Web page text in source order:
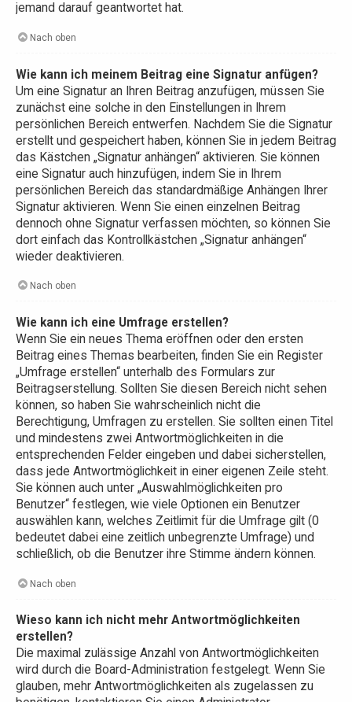
jemand darauf geantwortet hat.
Nach oben
Wie kann ich meinem Beitrag eine Signatur anfügen?
Um eine Signatur an Ihren Beitrag anzufügen, müssen Sie
zunächst eine solche in den Einstellungen in Ihrem
persönlichen Bereich entwerfen. Nachdem Sie die Signatur
erstellt und gespeichert haben, können Sie in jedem Beitrag
das Kästchen „Signatur anhängen“ aktivieren. Sie können
eine Signatur auch hinzufügen, indem Sie in Ihrem
persönlichen Bereich das standardmäßige Anhängen Ihrer
Signatur aktivieren. Wenn Sie einen einzelnen Beitrag
dennoch ohne Signatur verfassen möchten, so können Sie
dort einfach das Kontrollkästchen „Signatur anhängen“
wieder deaktivieren.
Nach oben
Wie kann ich eine Umfrage erstellen?
Wenn Sie ein neues Thema eröffnen oder den ersten
Beitrag eines Themas bearbeiten, finden Sie ein Register
„Umfrage erstellen“ unterhalb des Formulars zur
Beitragserstellung. Sollten Sie diesen Bereich nicht sehen
können, so haben Sie wahrscheinlich nicht die
Berechtigung, Umfragen zu erstellen. Sie sollten einen Titel
und mindestens zwei Antwortmöglichkeiten in die
entsprechenden Felder eingeben und dabei sicherstellen,
dass jede Antwortmöglichkeit in einer eigenen Zeile steht.
Sie können auch unter „Auswahlmöglichkeiten pro
Benutzer“ festlegen, wie viele Optionen ein Benutzer
auswählen kann, welches Zeitlimit für die Umfrage gilt (0
bedeutet dabei eine zeitlich unbegrenzte Umfrage) und
schließlich, ob die Benutzer ihre Stimme ändern können.
Nach oben
Wieso kann ich nicht mehr Antwortmöglichkeiten
erstellen?
Die maximal zulässige Anzahl von Antwortmöglichkeiten
wird durch die Board-Administration festgelegt. Wenn Sie
glauben, mehr Antwortmöglichkeiten als zugelassen zu